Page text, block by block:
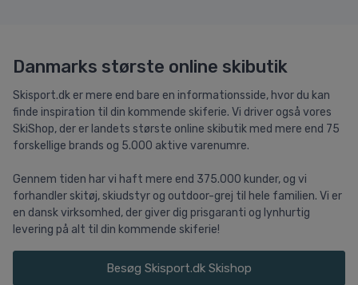
Danmarks største online skibutik
Skisport.dk er mere end bare en informationsside, hvor du kan
finde inspiration til din kommende skiferie. Vi driver også vores
SkiShop, der er landets største online skibutik med mere end 75
forskellige brands og 5.000 aktive varenumre.
Gennem tiden har vi haft mere end 375.000 kunder, og vi
forhandler skitøj, skiudstyr og outdoor-grej til hele familien. Vi er
en dansk virksomhed, der giver dig prisgaranti og lynhurtig
levering på alt til din kommende skiferie!
Besøg Skisport.dk Skishop